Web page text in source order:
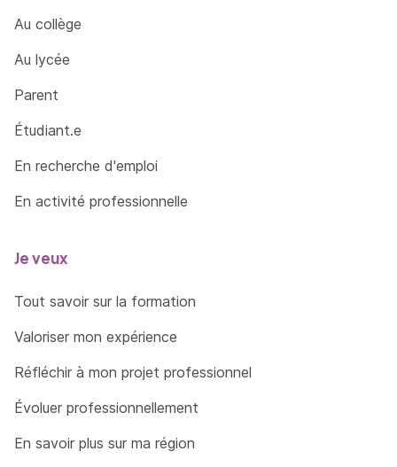
Situer les œuvres dans leur contexte de
création, d'usage et de réception
culturels
Organiser des ressources documentaires
ressources numériques, archives) ainsi que les
Prendre en compte la diversité des
approches et des méthodes de recherche en
critique développée en France et à l’étranger
et les objets archéologiques, ainsi que
Au collège
Au lycée
Parent
Étudiant.e
En recherche d'emploi
En activité professionnelle
Je veux
Tout savoir sur la formation
Valoriser mon expérience
Réfléchir à mon projet professionnel
Évoluer professionnellement
En savoir plus sur ma région